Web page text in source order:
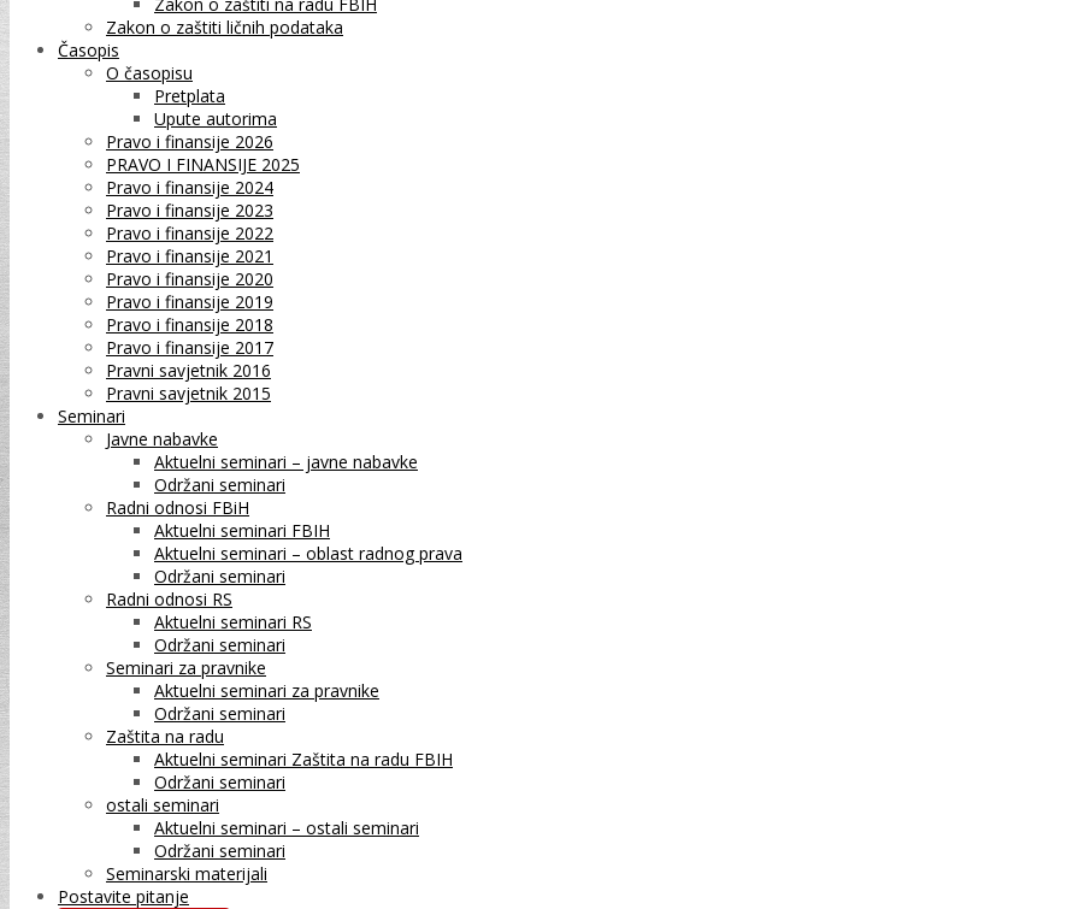
Zakon o zaštiti ličnih podataka
Časopis
O časopisu
Pretplata
Upute autorima
Pravo i finansije 2026
PRAVO I FINANSIJE 2025
Pravo i finansije 2024
Pravo i finansije 2023
Pravo i finansije 2022
Pravo i finansije 2021
Pravo i finansije 2020
Pravo i finansije 2019
Pravo i finansije 2018
Pravo i finansije 2017
Pravni savjetnik 2016
Pravni savjetnik 2015
Seminari
Javne nabavke
Aktuelni seminari – javne nabavke
Održani seminari
Radni odnosi FBiH
Aktuelni seminari FBIH
Aktuelni seminari – oblast radnog prava
Održani seminari
Radni odnosi RS
Aktuelni seminari RS
Održani seminari
Seminari za pravnike
Aktuelni seminari za pravnike
Održani seminari
Zaštita na radu
Aktuelni seminari Zaštita na radu FBIH
Održani seminari
ostali seminari
Aktuelni seminari – ostali seminari
Održani seminari
Seminarski materijali
Postavite pitanje